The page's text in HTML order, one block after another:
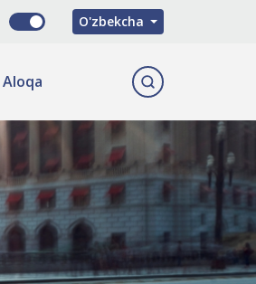
O'zbekcha
Русский
Aloqa